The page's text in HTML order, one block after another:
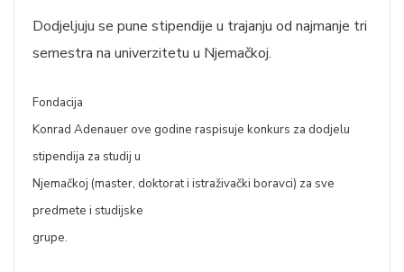
Dodjeljuju se pune stipendije u trajanju od najmanje tri
semestra na univerzitetu u Njemačkoj.
Fondacija
Konrad Adenauer ove godine raspisuje konkurs za dodjelu
stipendija za studij u
Njemačkoj (master, doktorat i istraživački boravci) za sve
predmete i studijske
grupe.